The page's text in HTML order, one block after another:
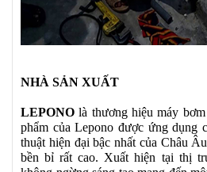
NHÀ SẢN XUẤT
LEPONOlà thương hiệu máy
phẩm của Lepono được ứng dụng
thuật hiện đại bậc nhất của Châu
bền bỉ rất cao. Xuất hiện tại thị